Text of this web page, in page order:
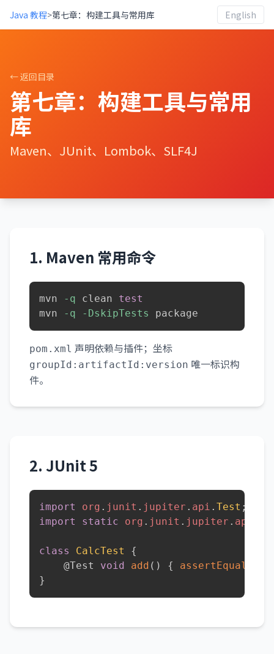
Java 教程>第七章：构建工具与常用库 English
← 返回目录
第七章：构建工具与常用
库
Maven、JUnit、Lombok、SLF4J
1. Maven 常用命令
mvn -q clean test
mvn
-q -DskipTests package
pom.xml 声明依赖与插件；坐标
groupId:artifactId:version 唯一标识构
件。
2. JUnit 5
import org . junit . jupiter . api . Test ;
import
static org . junit . jupiter . api
class CalcTest
{
@Test
void add ( ) { assertEquals
}